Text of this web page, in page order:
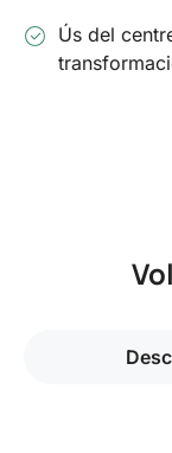
Ús del